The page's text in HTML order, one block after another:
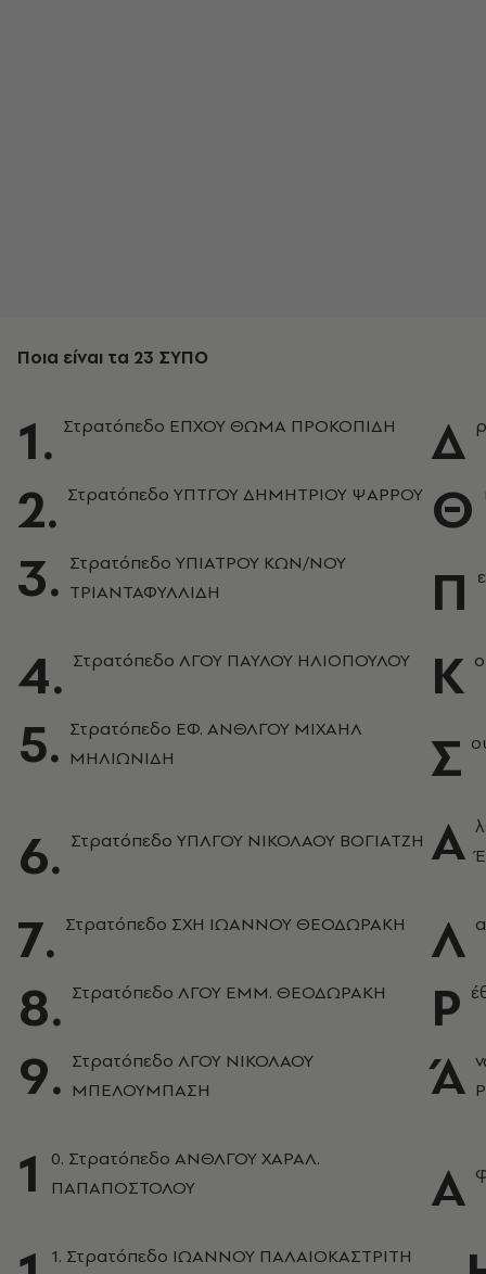
Ποια είναι τα 23 ΣΥΠΟ
1. Στρατόπεδο ΕΠΧΟΥ ΘΩΜΑ ΠΡΟΚΟΠΙΔΗ Δ
2. Στρατόπεδο ΥΠΤΓΟΥ ΔΗΜΗΤΡΙΟΥ ΨΑΡΡΟΥ Θ
3. Στρατόπεδο ΥΠΙΑΤΡΟΥ ΚΩΝ/ΝΟΥ
ΤΡΙΑΝΤΑΦΥΛΛΙΔΗ
Π
4. Στρατόπεδο ΛΓΟΥ ΠΑΥΛΟΥ ΗΛΙΟΠΟΥΛΟΥ Κ
5. Στρατόπεδο ΕΦ. ΑΝΘΛΓΟΥ ΜΙΧΑΗΛ
ΜΗΛΙΩΝΙΔΗ
Σ
6. Στρατόπεδο ΥΠΛΓΟΥ ΝΙΚΟΛΑΟΥ ΒΟΓΙΑΤΖΗ Α
7. Στρατόπεδο ΣΧΗ ΙΩΑΝΝΟΥ ΘΕΟΔΩΡΑΚΗ Λ
8. Στρατόπεδο ΛΓΟΥ ΕΜΜ. ΘΕΟΔΩΡΑΚΗ Ρ
9. Στρατόπεδο ΛΓΟΥ ΝΙΚΟΛΑΟΥ
ΜΠΕΛΟΥΜΠΑΣΗ
Ά
1
0. Στρατόπεδο ΑΝΘΛΓΟΥ ΧΑΡΑΛ.
ΠΑΠΑΠΟΣΤΟΛΟΥ
Α
1. Στρατόπεδο ΙΩΑΝΝΟΥ ΠΑΛΑΙΟΚΑΣΤΡΙΤΗ